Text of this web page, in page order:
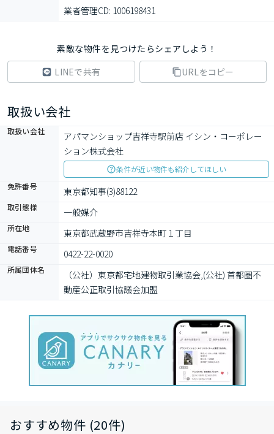
業者管理CD: 1006198431
素敵な物件を見つけたらシェアしよう！
LINEで共有
URLをコピー
取扱い会社
取扱い会社
アパマンショップ吉祥寺駅前店 イシン・コーポレー
ション株式会社
条件が近い物件も紹介してほしい
免許番号
東京都知事(3)88122
取引態様 一般媒介
所在地 東京都武蔵野市吉祥寺本町１丁目
電話番号 0422-22-0020
所属団体名
（公社）東京都宅地建物取引業協会,(公社) 首都圏不
動産公正取引協議会加盟
おすすめ物件 (20件)